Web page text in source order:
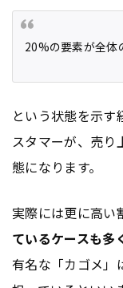
20%の要素が全体
という状態を示す
スタマーが、売り
態になります。
実際には更に高い
ているケースも多
有名な「カゴメ」